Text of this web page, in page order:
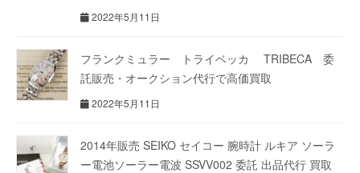
2022年5月11日
フランクミュラー トライベッカ TRIBECA 委
託販売・オークション代行で高価買取
2022年5月11日
2014年販売 SEIKO セイコー 腕時計 ルキア ソーラ
ー電池ソーラー電波 SSVV002 委託 出品代行 買取